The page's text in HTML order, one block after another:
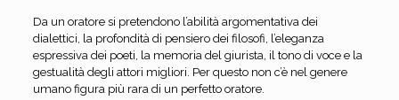
Da un oratore si pretendono l’abilità argomentativa dei
dialettici, la profondità di pensiero dei filosofi, l’eleganza
espressiva dei poeti, la memoria del giurista, il tono di voce e la
gestualità degli attori migliori. Per questo non c’è nel genere
umano figura più rara di un perfetto oratore.